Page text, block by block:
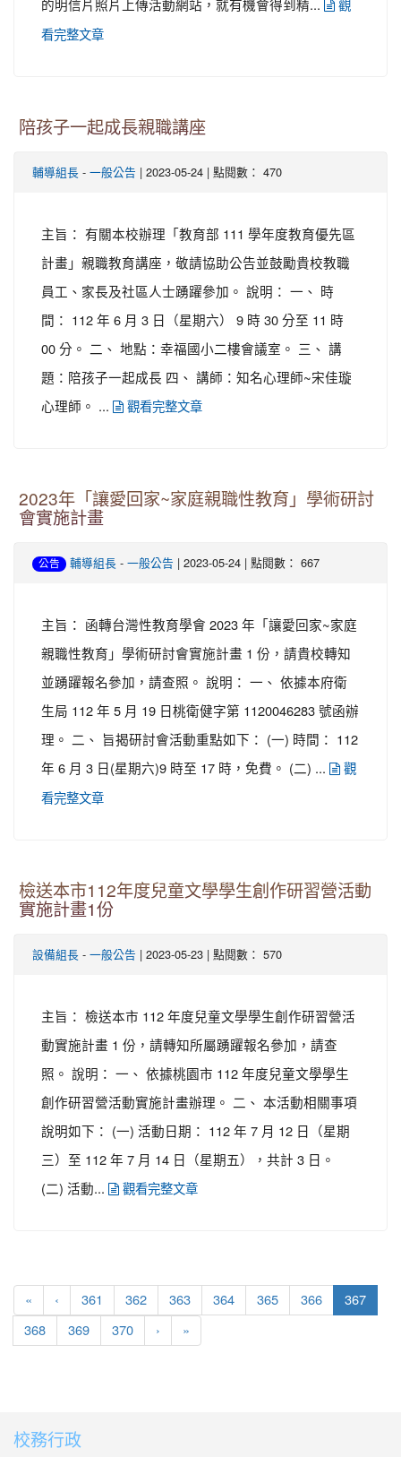
的明信片照片上傳活動網站，就有機會得到精... 觀
看完整文章
陪孩子一起成長親職講座
輔導組長 - 一般公告 | 2023-05-24 | 點閱數： 470
主旨： 有關本校辦理「教育部 111 學年度教育優先區
計畫」親職教育講座，敬請協助公告並鼓勵貴校教職
員工、家長及社區人士踴躍參加。 說明： 一、 時
間： 112 年 6 月 3 日（星期六） 9 時 30 分至 11 時
00 分。 二、 地點：幸福國小二樓會議室。 三、 講
題：陪孩子一起成長 四、 講師：知名心理師~宋佳璇
心理師。 ...
觀看完整文章
2023年「讓愛回家~家庭親職性教育」學術研討
會實施計畫
公告 輔導組長 - 一般公告 | 2023-05-24 | 點閱數： 667
主旨： 函轉台灣性教育學會 2023 年「讓愛回家~家庭
親職性教育」學術研討會實施計畫 1 份，請貴校轉知
並踴躍報名參加，請查照。 說明： 一、 依據本府衛
生局 112 年 5 月 19 日桃衛健字第 1120046283 號函辦
理。 二、 旨揭研討會活動重點如下： (一) 時間： 112
年 6 月 3 日(星期六)9 時至 17 時，免費。 (二) ...
觀
看完整文章
檢送本市112年度兒童文學學生創作研習營活動
實施計畫1份
設備組長 - 一般公告 | 2023-05-23 | 點閱數： 570
主旨： 檢送本市 112 年度兒童文學學生創作研習營活
動實施計畫 1 份，請轉知所屬踴躍報名參加，請查
照。 說明： 一、 依據桃園市 112 年度兒童文學學生
創作研習營活動實施計畫辦理。 二、 本活動相關事項
說明如下： (一) 活動日期： 112 年 7 月 12 日（星期
三）至 112 年 7 月 14 日（星期五），共計 3 日。
(二) 活動...
觀看完整文章
« ‹ 361 362 363 364 365 366 367
368 369 370 › »
:::
校務行政